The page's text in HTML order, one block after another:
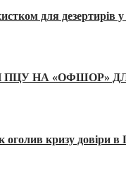
для дезертирів у
НА «ОФШОР»
оголив кризу довіри